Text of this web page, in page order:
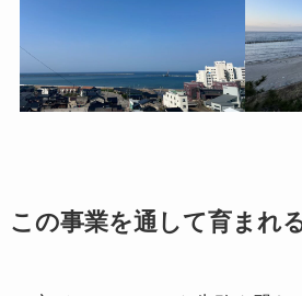
この事業を通して育まれ